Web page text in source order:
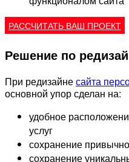
РАССЧИТАТЬ ВАШ ПРОЕКТ
Решение по
При редизайнесайта
основной упор сделан на:
удобное
услуг
сохранение
сохранение